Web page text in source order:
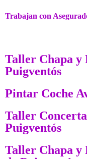
Trabajan con
Taller Chapa y
Puigventós
Pintar Coche
Taller
Puigventós
Taller Chapa y